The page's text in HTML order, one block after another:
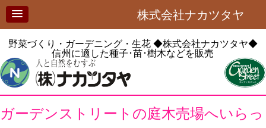
株式会社ナカツタヤ
野菜づくり・ガーデニング・生花◆株式会社ナカツタヤ◆
信州に適した種子･苗･樹木などを販売
ガーデンストリートの庭木売場へいらっ